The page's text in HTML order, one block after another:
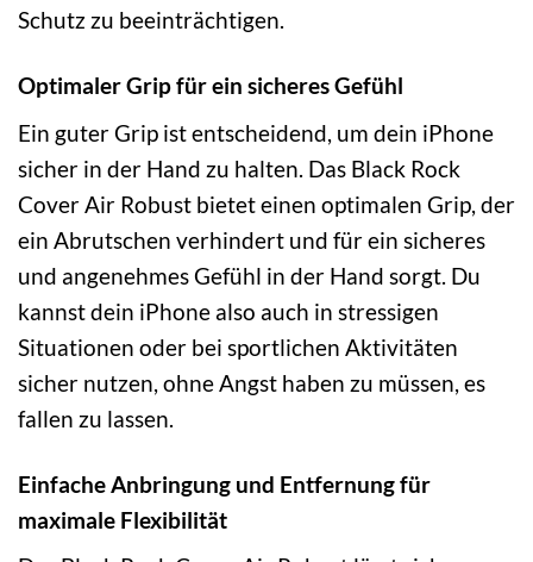
Schutz zu beeinträchtigen.
Optimaler Grip für ein sicheres Gefühl
Ein guter Grip ist entscheidend, um dein iPhone
sicher in der Hand zu halten. Das Black Rock
Cover Air Robust bietet einen optimalen Grip, der
ein Abrutschen verhindert und für ein sicheres
und angenehmes Gefühl in der Hand sorgt. Du
kannst dein iPhone also auch in stressigen
Situationen oder bei sportlichen Aktivitäten
sicher nutzen, ohne Angst haben zu müssen, es
fallen zu lassen.
Einfache Anbringung und Entfernung für
maximale Flexibilität